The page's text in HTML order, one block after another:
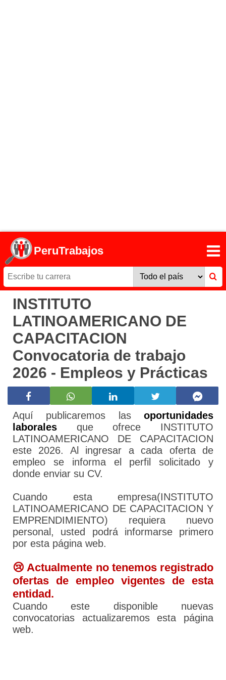
PeruTrabajos
INSTITUTO
LATINOAMERICANO DE
CAPACITACION
Convocatoria de trabajo
2026 - Empleos y Prácticas
Aquí publicaremos las oportunidades
laborales que ofrece INSTITUTO
LATINOAMERICANO DE CAPACITACION
este 2026. Al ingresar a cada oferta de
empleo se informa el perfil solicitado y
donde enviar su CV.
Cuando esta empresa(INSTITUTO
LATINOAMERICANO DE CAPACITACION Y
EMPRENDIMIENTO) requiera nuevo
personal, usted podrá informarse primero
por esta página web.
😢 Actualmente no tenemos registrado
ofertas de empleo vigentes de esta
entidad.
Cuando este disponible nuevas
convocatorias actualizaremos esta página
web.